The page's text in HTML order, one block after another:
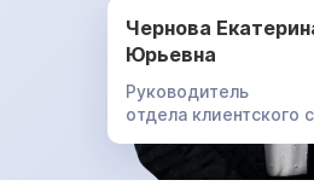
Чернова
Юрьевна
Руководитель
отдела клиентского